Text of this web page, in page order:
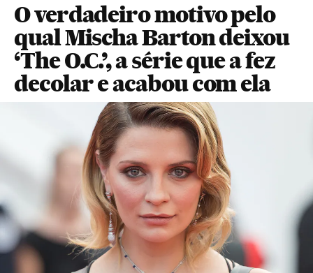
O verdadeiro motivo pelo
qual Mischa Barton deixou
‘The O.C.’, a série que a fez
decolar e acabou com ela